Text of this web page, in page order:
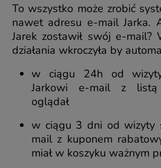
To wszystko może zrobić
nawet adresu e-mail Jarka.
Jarek zostawił swój e-
działania wkroczyła by
w ciągu 24h od wizyty
Jarkowi e-mail z listą
oglądał
w ciągu 3 dni od wizyty
mail z kuponem
miał w koszyku ważnym